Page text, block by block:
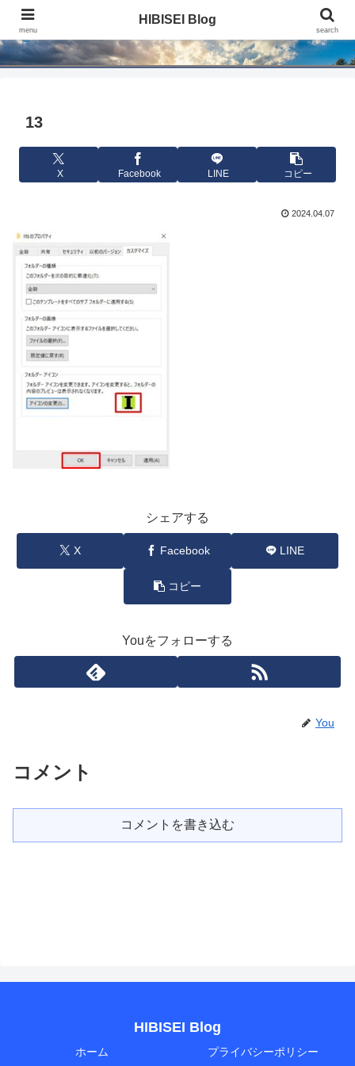
HIBISEI Blog
13
X Facebook LINE コピー
2024.04.07
シェアする
X Facebook LINE
コピー
Youをフォローする
You
コメント
コメントを書き込む
HIBISEI Blog
ホーム プライバシーポリシー
menu
HIBISEI Blog
search